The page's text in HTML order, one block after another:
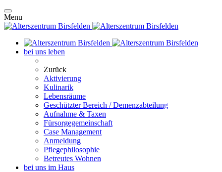
Menu
bei uns leben
Zurück
Aktivierung
Kulinarik
Lebensräume
Geschützter Bereich / Demenzabteilung
Aufnahme & Taxen
Fürsorgegemeinschaft
Case Management
Anmeldung
Pflegephilosophie
Betreutes Wohnen
bei uns im Haus